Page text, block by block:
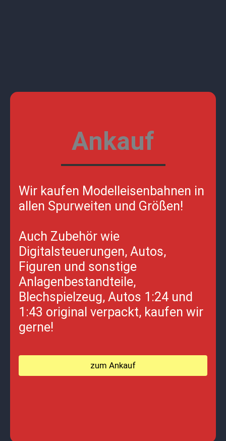
Ankauf
Wir kaufen Modelleisenbahnen in
allen Spurweiten und Größen!
Auch Zubehör wie
Digitalsteuerungen, Autos,
Figuren und sonstige
Anlagenbestandteile,
Blechspielzeug, Autos 1:24 und
1:43 original verpackt, kaufen wir
gerne!
zum Ankauf